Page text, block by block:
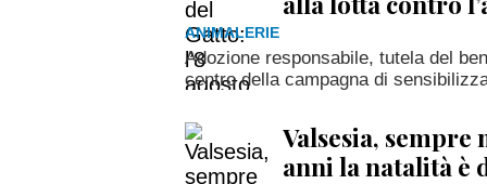
ANIMALERIE
Adozione responsabile, tutela del
centro della campagna di
Valsesia,
anni la natalità è